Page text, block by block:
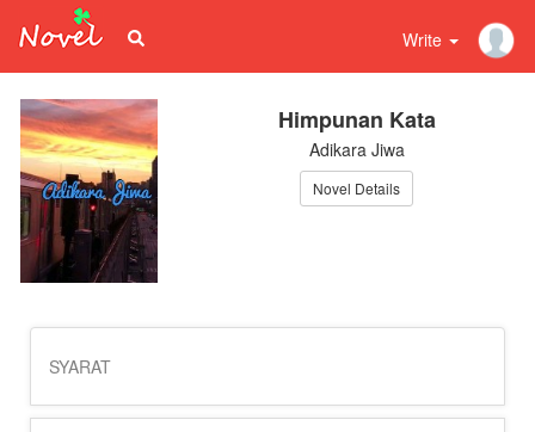
Write
Himpunan Kata
Adikara Jiwa
Novel Details
SYARAT